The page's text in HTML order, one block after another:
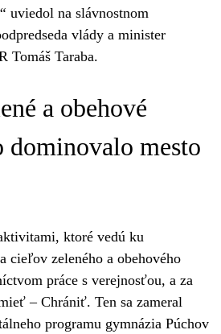
uviedol na slávnostnom
vlády a minister
Tomáš Taraba.
a obehové
dominovalo mesto
ktoré vedú ku
cieľov zeleného a obehového
práce s verejnosťou, a za
– Chrániť. Ten sa zameral
programu gymnázia Púchov